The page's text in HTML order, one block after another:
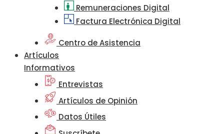
Remuneraciones Digital
Factura Electrónica Digital
Centro de Asistencia
Artículos
Informativos
Entrevistas
Artículos de Opinión
Datos Útiles